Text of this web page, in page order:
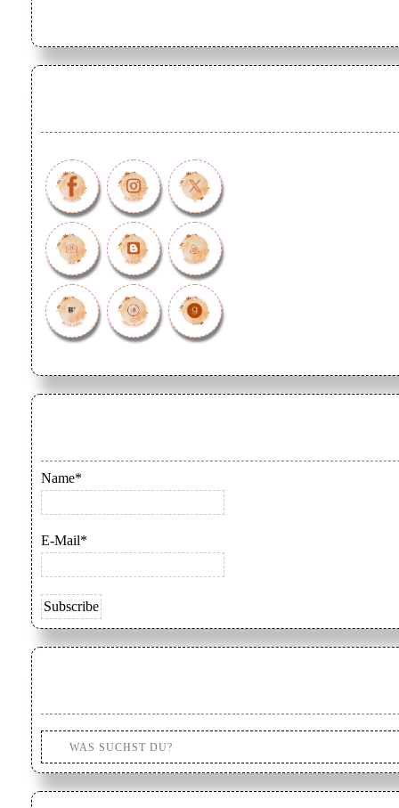
Name*
E-Mail*